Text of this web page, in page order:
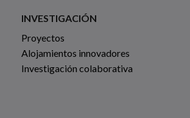
INVESTIGACIÓN
Proyectos
Alojamientos innovadores
Investigación colaborativa